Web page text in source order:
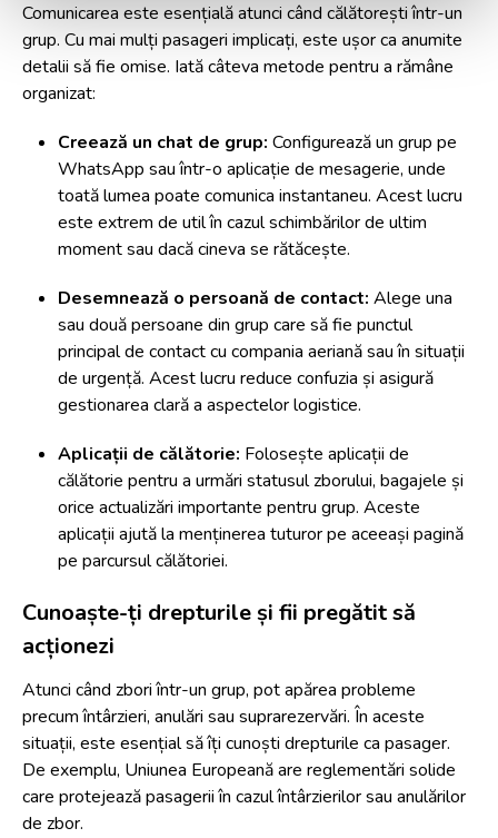
Comunicarea este esențială atunci când călătorești într-un
grup. Cu mai mulți pasageri implicați, este ușor ca anumite
detalii să fie omise. Iată câteva metode pentru a rămâne
organizat:
Creează un chat de grup: Configurează un grup pe
WhatsApp sau într-o aplicație de mesagerie, unde
toată lumea poate comunica instantaneu. Acest lucru
este extrem de util în cazul schimbărilor de ultim
moment sau dacă cineva se rătăcește.
Desemnează o persoană de contact: Alege una
sau două persoane din grup care să fie punctul
principal de contact cu compania aeriană sau în situații
de urgență. Acest lucru reduce confuzia și asigură
gestionarea clară a aspectelor logistice.
Aplicații de călătorie: Folosește aplicații de
călătorie pentru a urmări statusul zborului, bagajele și
orice actualizări importante pentru grup. Aceste
aplicații ajută la menținerea tuturor pe aceeași pagină
pe parcursul călătoriei.
Cunoaște-ți drepturile și fii pregătit să
acționezi
Atunci când zbori într-un grup, pot apărea probleme
precum întârzieri, anulări sau suprarezervări. În aceste
situații, este esențial să îți cunoști drepturile ca pasager.
De exemplu, Uniunea Europeană are reglementări solide
care protejează pasagerii în cazul întârzierilor sau anulărilor
de zbor.